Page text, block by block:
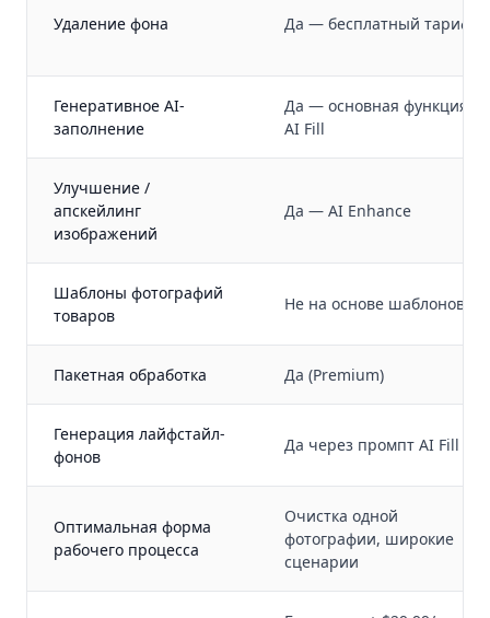
Удаление фона Да — бесплатный тариф
Генеративное AI-
заполнение
Да — основная функция
AI Fill
Улучшение /
апскейлинг
изображений
Да — AI Enhance
Шаблоны фотографий
товаров
Не на основе шаблонов
Пакетная обработка Да (Premium)
Генерация лайфстайл-
фонов
Да через промпт AI Fill
Оптимальная форма
рабочего процесса
Очистка одной
фотографии, широкие
сценарии